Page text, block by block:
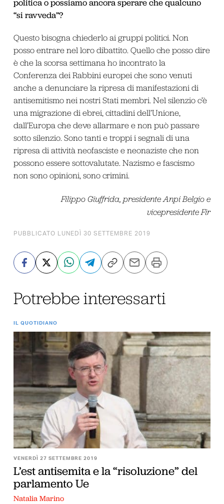
politica o possiamo ancora sperare che qualcuno
“si ravveda”?
Questo bisogna chiederlo ai gruppi politici. Non
posso entrare nel loro dibattito. Quello che posso dire
è che la scorsa settimana ho incontrato la
Conferenza dei Rabbini europei che sono venuti
anche a denunciare la ripresa di manifestazioni di
antisemitismo nei nostri Stati membri. Nel silenzio c’è
una migrazione di ebrei, cittadini dell’Unione,
dall’Europa che deve allarmare e non può passare
sotto silenzio. Sono tanti e troppi i segnali di una
ripresa di attività neofasciste e neonaziste che non
possono essere sottovalutate. Nazismo e fascismo
non sono opinioni, sono crimini.
Filippo Giuffrida, presidente Anpi Belgio e
vicepresidente Fir
PUBBLICATO LUNEDÌ 30 SETTEMBRE 2019
Potrebbe interessarti
IL QUOTIDIANO
VENERDÌ 27 SETTEMBRE 2019
L’est antisemita e la “risoluzione” del
parlamento Ue
Natalia Marino